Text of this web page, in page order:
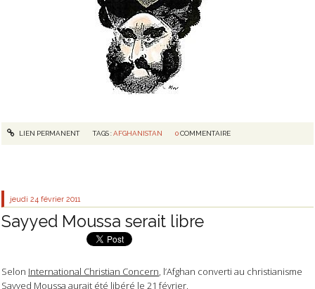
LIEN PERMANENT TAGS :AFGHANISTAN 0COMMENTAIRE
jeudi 24 février 2011
Sayyed Moussa serait libre
Selon International Christian Concern, l’Afghan converti au christianisme
Sayyed Moussa aurait été libéré le 21 février.